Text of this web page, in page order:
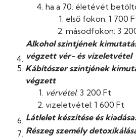
ha a 70. életévét
első fokon: 1 700
másodfokon: 3
Alkohol szintjének
végzett vér- és vizeletvétel
Kábítószer szintjének
végzett
vérvétel: 3 200 Ft
vizeletvétel: 1 600 Ft
Látlelet készítése és kiadása:
Részeg személy